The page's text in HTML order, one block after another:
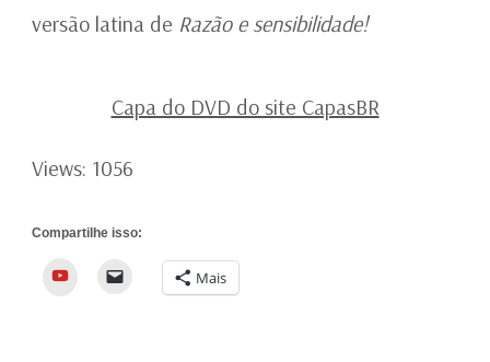
versão latina de Razão e sensibilidade!
Capa do DVD do site CapasBR
Views: 1056
Compartilhe isso:
YouTube Mais